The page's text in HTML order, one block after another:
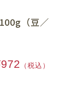
（豆／
（税込）